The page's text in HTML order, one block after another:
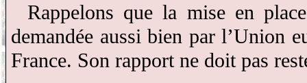
Rappelons que la mise en
demandée aussi bien par l’Union
France. Son rapport ne doit pas